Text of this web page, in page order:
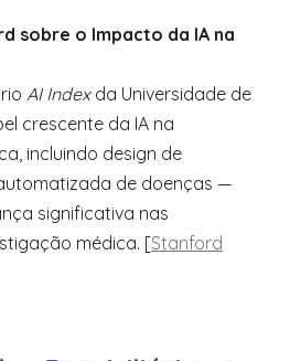
sobre o Impacto da IA na
AI Indexda Universidade de
crescente da IA na
incluindo design de
de doenças —
significativa nas
médica. [Stanford